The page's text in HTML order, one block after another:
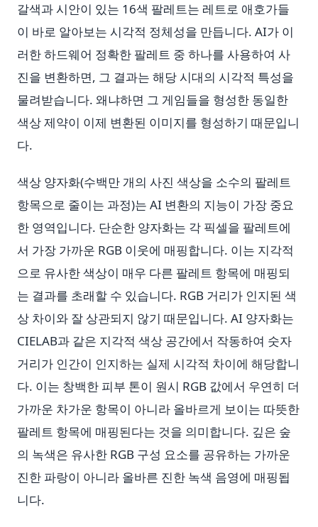
갈색과 시안이 있는 16색 팔레트는 레트로 애호가들
이 바로 알아보는 시각적 정체성을 만듭니다. AI가 이
러한 하드웨어 정확한 팔레트 중 하나를 사용하여 사
진을 변환하면, 그 결과는 해당 시대의 시각적 특성을
물려받습니다. 왜냐하면 그 게임들을 형성한 동일한
색상 제약이 이제 변환된 이미지를 형성하기 때문입니
다.
색상 양자화(수백만 개의 사진 색상을 소수의 팔레트
항목으로 줄이는 과정)는 AI 변환의 지능이 가장 중요
한 영역입니다. 단순한 양자화는 각 픽셀을 팔레트에
서 가장 가까운 RGB 이웃에 매핑합니다. 이는 지각적
으로 유사한 색상이 매우 다른 팔레트 항목에 매핑되
는 결과를 초래할 수 있습니다. RGB 거리가 인지된 색
상 차이와 잘 상관되지 않기 때문입니다. AI 양자화는
CIELAB과 같은 지각적 색상 공간에서 작동하여 숫자
거리가 인간이 인지하는 실제 시각적 차이에 해당합니
다. 이는 창백한 피부 톤이 원시 RGB 값에서 우연히 더
가까운 차가운 항목이 아니라 올바르게 보이는 따뜻한
팔레트 항목에 매핑된다는 것을 의미합니다. 깊은 숲
의 녹색은 유사한 RGB 구성 요소를 공유하는 가까운
진한 파랑이 아니라 올바른 진한 녹색 음영에 매핑됩
니다.